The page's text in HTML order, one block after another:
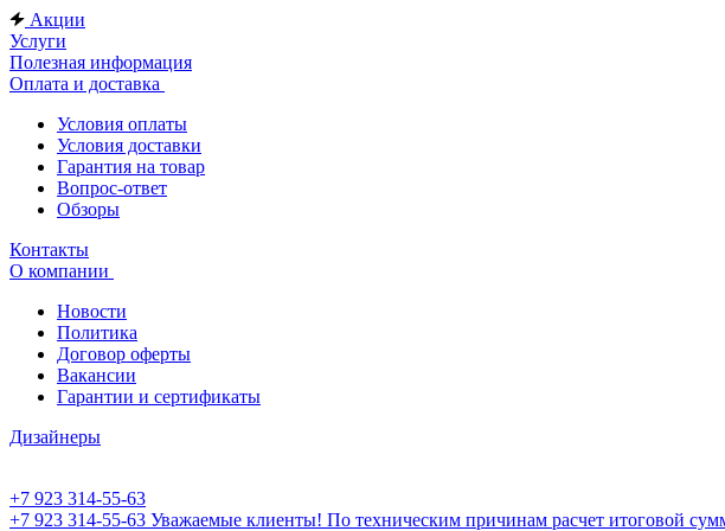
Акции
Услуги
Полезная информация
Оплата и доставка
Условия оплаты
Условия доставки
Гарантия на товар
Вопрос-ответ
Обзоры
Контакты
О компании
Новости
Политика
Договор оферты
Вакансии
Гарантии и сертификаты
Дизайнеры
+7 923 314-55-63
+7 923 314-55-63 Уважаемые клиенты! По техническим причинам расчет итоговой